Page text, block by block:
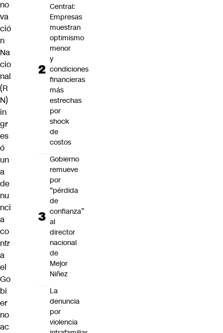
no
va
ció
n
Na
cio
nal
(R
N)
in
gr
es
ó
un
a
de
nu
nci
a
co
ntr
a
el
Go
bi
er
no
ac
Central:
Empresas
muestran
optimismo
menor
y
condiciones
financieras
más
estrechas
por
shock
de
costos
Gobierno
remueve
por
“pérdida
de
confianza”
al
director
nacional
de
Mejor
Niñez
La
denuncia
por
violencia